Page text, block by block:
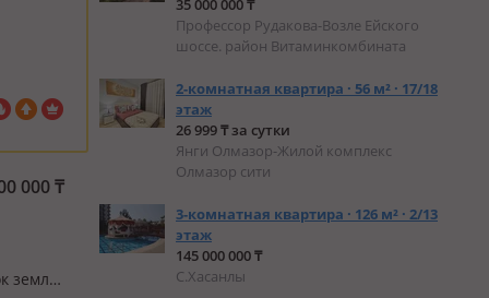
000₸
земля
35 000 000 ₸
Профессор Рудакова-Возле Ейского
шоссе. район Витаминкомбината
2-комнатная квартира · 56 м² · 17/18
этаж
26 999 ₸ за сутки
Янги Олмазор-Жилой комплекс
Олмазор сити
3-комнатная квартира · 126 м² · 2/13
этаж
145 000 000 ₸
С.Хасанлы